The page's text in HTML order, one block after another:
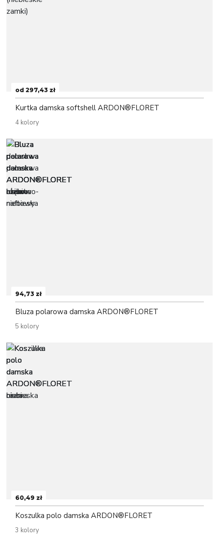
od 297,43 zł
Kurtka damska softshell ARDON®FLORET
4 kolory
94,73 zł
Bluza polarowa damska ARDON®FLORET
5 kolory
60,49 zł
Koszulka polo damska ARDON®FLORET
3 kolory